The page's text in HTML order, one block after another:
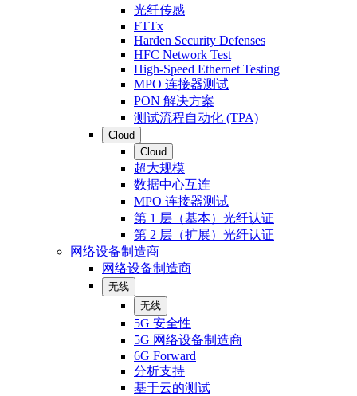
光纤传感
FTTx
Harden Security Defenses
HFC Network Test
High-Speed Ethernet Testing
MPO 连接器测试
PON 解决方案
测试流程自动化 (TPA)
Cloud
Cloud
超大规模
数据中心互连
MPO 连接器测试
第 1 层（基本）光纤认证
第 2 层（扩展）光纤认证
网络设备制造商
网络设备制造商
无线
无线
5G 安全性
5G 网络设备制造商
6G Forward
分析支持
基于云的测试